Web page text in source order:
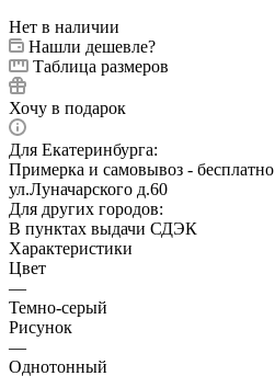
Нет в наличии
Нашли дешевле?
Таблица размеров
Хочу в подарок
Для Екатеринбурга:
Примерка и самовывоз - бесплатно
ул.Луначарского д.60
Для других городов:
В пунктах выдачи СДЭК
Характеристики
Цвет
—
Темно-серый
Рисунок
—
Однотонный